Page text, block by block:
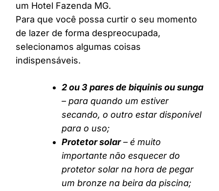
um Hotel Fazenda MG.
Para que você possa curtir o seu momento
de lazer de forma despreocupada,
selecionamos algumas coisas
indispensáveis.
2 ou 3 pares de biquinis ou sunga
– para quando um estiver
secando, o outro estar disponível
para o uso;
Protetor solar– é muito
importante não esquecer do
protetor solar na hora de pegar
um bronze na beira da piscina;